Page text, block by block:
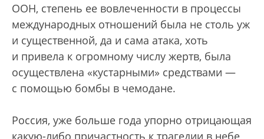
ООН, степень ее вовлеченности в процессы
международных отношений была не столь уж
и существенной, да и сама атака, хоть
и привела к огромному числу жертв, была
осуществлена «кустарными» средствами —
с помощью бомбы в чемодане.
Россия, уже больше года упорно отрицающая
какую-либо причастность к трагедии в небе